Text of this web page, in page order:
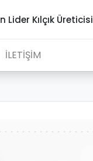
Lider Kılçık Üreticisi
İLETİŞİM